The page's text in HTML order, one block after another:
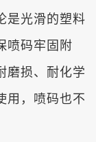
是光滑的塑料
喷码牢固附
磨损、耐化学
用，喷码也不